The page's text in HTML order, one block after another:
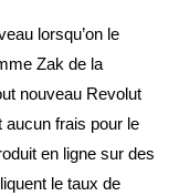
lorsqu’on le
Zak de la
nouveau Revolut
frais pour le
en ligne sur des
le taux de